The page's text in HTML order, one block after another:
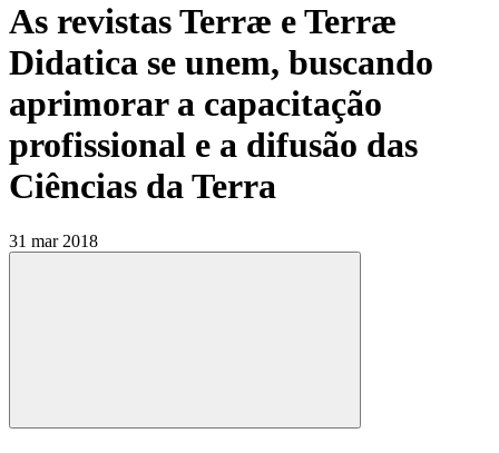
As revistas Terræ e Terræ
Didatica se unem, buscando
aprimorar a capacitação
profissional e a difusão das
Ciências da Terra
31 mar 2018
Compartilhar